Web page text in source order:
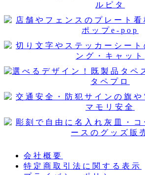
会社概要
特定商取引法に関する表示